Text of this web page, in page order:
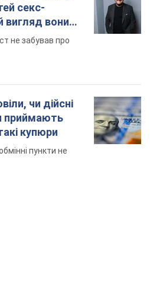
секс-
вигляд вони
не забував про
чи дійсні
приймають
купюри
пункти не